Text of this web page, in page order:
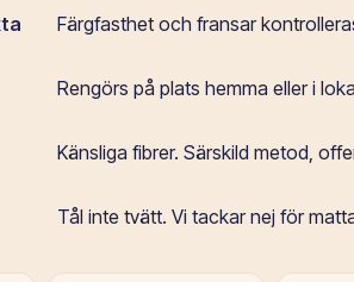
Färgfasthet och fransar
Rengörs på plats hemma eller i
Känsliga fibrer. Särskild metod,
Tål inte tvätt. Vi tackar nej för